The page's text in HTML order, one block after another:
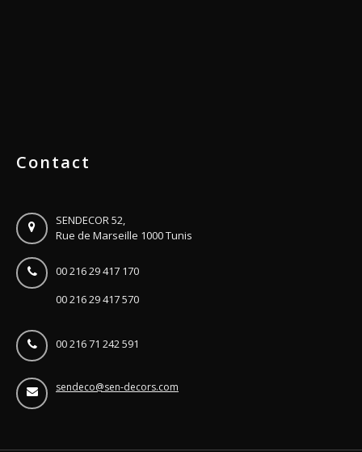
Contact
SENDECOR 52,
Rue de Marseille 1000 Tunis
00 216 29 417 170
00 216 29 417 570
00 216 71 242 591
sendeco@sen-decors.com